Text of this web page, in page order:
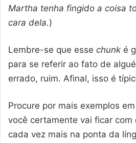
Martha tenha fingido a coisa
cara dela.)
Lembre-se que esse chunk é
para se referir ao fato de
errado, ruim. Afinal, isso é
Procure por mais exemplos
você certamente vai ficar com
cada vez mais na ponta da